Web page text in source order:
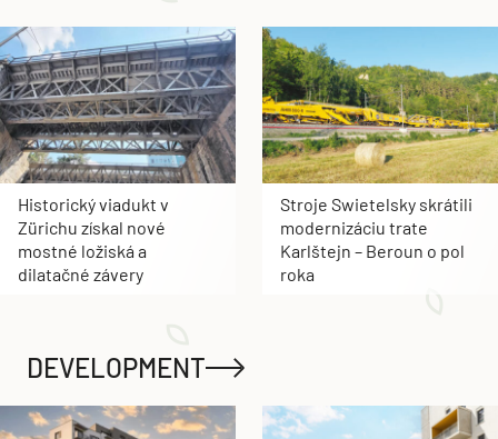
Historický viadukt v
Zürichu získal nové
mostné ložiská a
dilatačné závery
Stroje Swietelsky skrátili
modernizáciu trate
Karlštejn – Beroun o pol
roka
DEVELOPMENT